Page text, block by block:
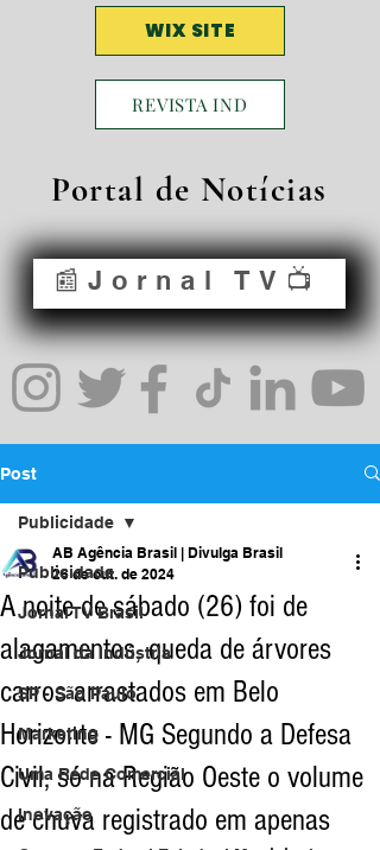
WIX SITE
REVISTA IND
Portal de Notícias
📰Jornal TV📺
Post
Publicidade
Jornal TV Brasil
Jornal da Indústria
SP - São Paulo
Marketing
Uma Rede Comercial
Inovação
Publicidade
A noite de sábado (26) foi de
alagamentos, queda de árvores
carros arrastados em Belo
Horizonte - MG Segundo a Defesa
Civil, só na Região Oeste o volume
de chuva registrado em apenas
AB Agência Brasil | Divulga Brasil
26 de out. de 2024